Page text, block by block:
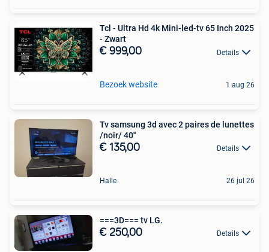
Tcl - Ultra Hd 4k Mini-led-tv 65 Inch 2025
- Zwart
€ 999,00 Details
Bezoek website 1 aug 26
Tv samsung 3d avec 2 paires de lunettes
/noir/ 40''
€ 135,00 Details
Halle 26 jul 26
===3D=== tv LG.
€ 250,00 Details